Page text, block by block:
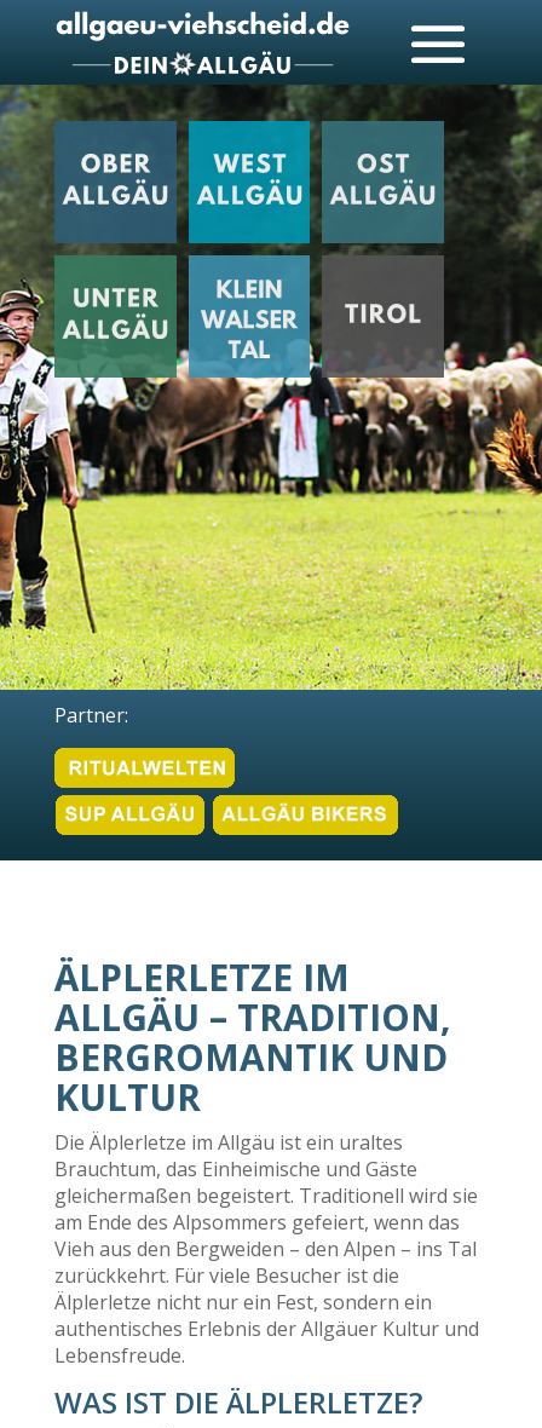
Partner:
ÄLPLERLETZE IM
ALLGÄU – TRADITION,
BERGROMANTIK UND
KULTUR
Die Älplerletze im Allgäu ist ein uraltes
Brauchtum, das Einheimische und Gäste
gleichermaßen begeistert. Traditionell wird sie
am Ende des Alpsommers gefeiert, wenn das
Vieh aus den Bergweiden – den Alpen – ins Tal
zurückkehrt. Für viele Besucher ist die
Älplerletze nicht nur ein Fest, sondern ein
authentisches Erlebnis der Allgäuer Kultur und
Lebensfreude.
WAS IST DIE ÄLPLERLETZE?